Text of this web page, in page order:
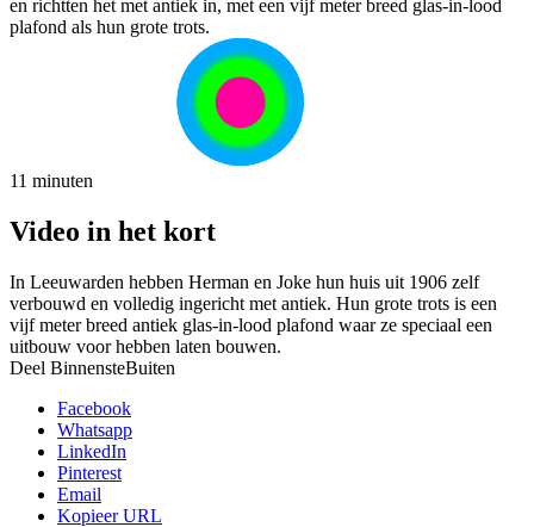
en richtten het met antiek in, met een vijf meter breed glas-in-lood
plafond als hun grote trots.
11 minuten
Video in het kort
In Leeuwarden hebben Herman en Joke hun huis uit 1906 zelf
verbouwd en volledig ingericht met antiek. Hun grote trots is een
vijf meter breed antiek glas-in-lood plafond waar ze speciaal een
uitbouw voor hebben laten bouwen.
Deel BinnensteBuiten
Facebook
Whatsapp
LinkedIn
Pinterest
Email
Kopieer URL